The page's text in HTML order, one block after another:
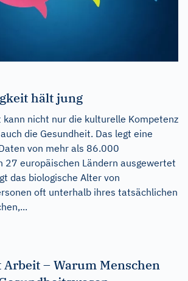
hält jung
kann nicht nur die kulturelle Kompetenz
die Gesundheit. Das legt eine
von mehr als 86.000
27 europäischen Ländern ausgewertet
das biologische Alter von
oft unterhalb ihres tatsächlichen
– Warum Menschen